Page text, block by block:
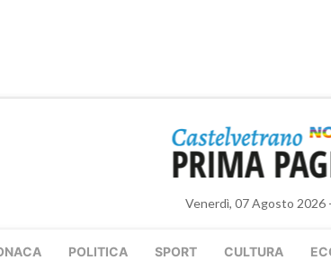
Venerdì, 07 Agosto 2026
POLITICA SPORT CULTURA